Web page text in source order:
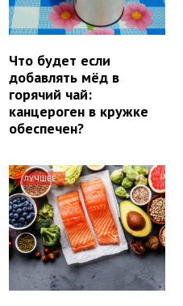
Что будет если
добавлять мёд в
горячий чай:
канцероген в кружке
обеспечен?
ЛУЧШЕЕ